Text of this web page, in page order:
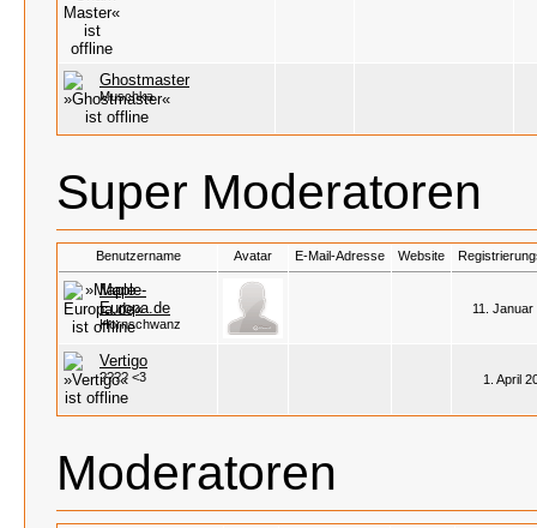
Ghostmaster
Muschka
Super Moderatoren
Benutzername Avatar E-Mail-Adresse Website
Maple-
Europa.de
Hornschwanz
11. Januar
Vertigo
???? <3 1. April
Moderatoren